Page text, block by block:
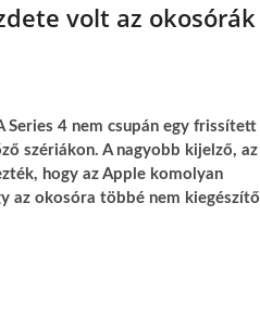
volt az okosórák
4 nem csupán egy frissített
szériákon. A nagyobb kijelző, az
hogy az Apple komolyan
az okosóra többé nem